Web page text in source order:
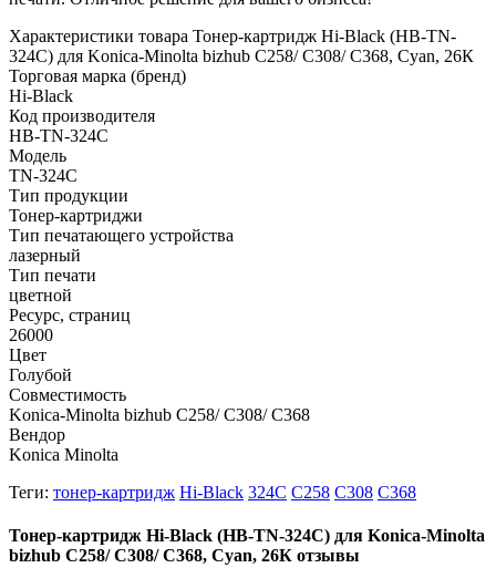
Характеристики товара Тонер-картридж Hi-Black (HB-TN-
324C) для Konica-Minolta bizhub C258/ C308/ C368, Cyan, 26К
Торговая марка (бренд)
Hi-Black
Код производителя
HB-TN-324C
Модель
TN-324C
Тип продукции
Тонер-картриджи
Тип печатающего устройства
лазерный
Тип печати
цветной
Ресурс, страниц
26000
Цвет
Голубой
Совместимость
Konica-Minolta bizhub C258/ C308/ C368
Вендор
Konica Minolta
Теги: тонер-картридж Hi-Black 324C C258 C308 C368
Тонер-картридж Hi-Black (HB-TN-324C) для Konica-Minolta
bizhub C258/ C308/ C368, Cyan, 26К отзывы